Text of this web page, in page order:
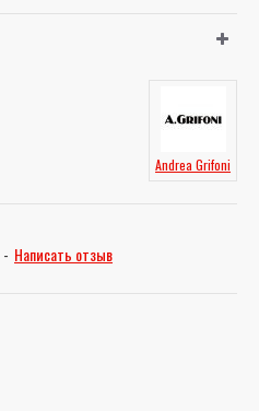
Andrea Grifoni
- Написать отзыв